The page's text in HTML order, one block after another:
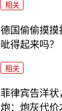
相关
德国偷偷摸摸
呲得起来吗？
相关
菲律宾告洋
炮：炮灰代价